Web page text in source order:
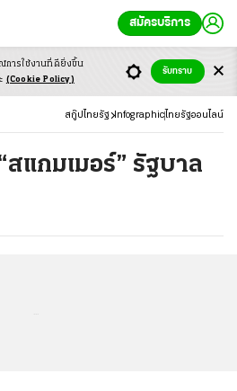
สมัครบริการ
สกู๊ปไทยรัฐ Infographicไทยรัฐออนไลน์
แกมเมอร์” รัฐบาล
การใช้งานที่ดียิ่งขึ้น
(Cookie Policy)
รับทราบ